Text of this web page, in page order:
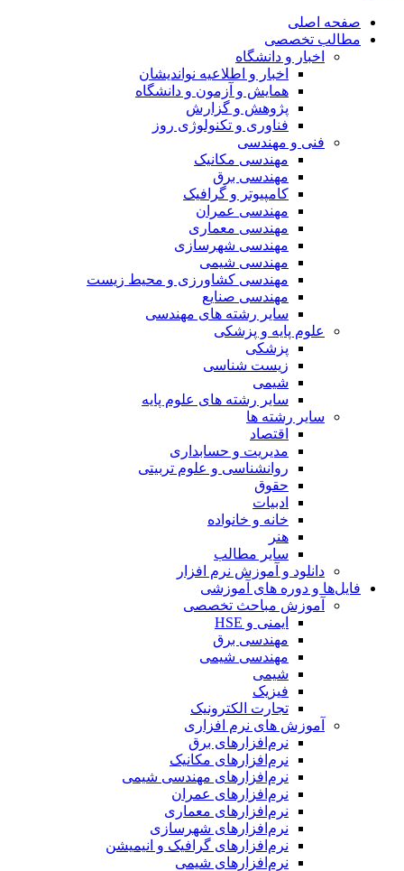
صفحه اصلی
مطالب تخصصی
اخبار و دانشگاه
اخبار و اطلاعیه نواندیشان
همایش و آزمون و دانشگاه
پژوهش و گزارش
فناوری و تکنولوژی روز
فنی و مهندسی
مهندسی مکانیک
مهندسی برق
کامپیوتر و گرافیک
مهندسی عمران
مهندسی معماری
مهندسی شهرسازی
مهندسی شیمی
مهندسی کشاورزی و محیط زیست
مهندسی صنایع
سایر رشته های مهندسی
علوم پایه و پزشکی
پزشکی
زیست شناسی
شیمی
سایر رشته های علوم پایه
سایر رشته ها
اقتصاد
مدیریت و حسابداری
روانشناسی و علوم تربیتی
حقوق
ادبیات
خانه و خانواده
هنر
سایر مطالب
دانلود و آموزش نرم افزار
فایل‌ها و دوره های آموزشی
آموزش مباحث تخصصی
ایمنی و HSE
مهندسی برق
مهندسی شیمی
شیمی
فیزیک
تجارت الکترونیک
آموزش های نرم افزاری
نرم‌افزارهای برق
نرم‌افزارهای مکانیک
نرم‌افزارهای مهندسی شیمی
نرم‌افزارهای عمران
نرم‌افزارهای معماری
نرم‌افزارهای شهرسازی
نرم‌افزارهای گرافیک و انیمیشن
نرم‌افزارهای شیمی